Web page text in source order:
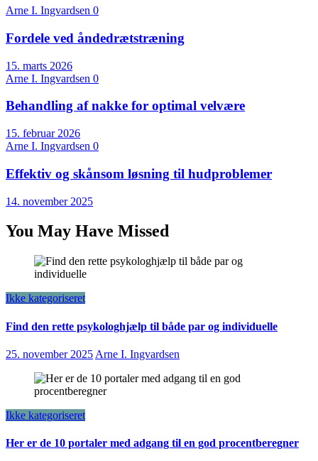
Arne I. Ingvardsen 0
Fordele ved åndedrætstræning
15. marts 2026
Arne I. Ingvardsen 0
Behandling af nakke for optimal velvære
15. februar 2026
Arne I. Ingvardsen 0
Effektiv og skånsom løsning til hudproblemer
14. november 2025
You May Have Missed
Ikke kategoriseret
Find den rette psykologhjælp til både par og individuelle
25. november 2025 Arne I. Ingvardsen
Ikke kategoriseret
Her er de 10 portaler med adgang til en god procentberegner